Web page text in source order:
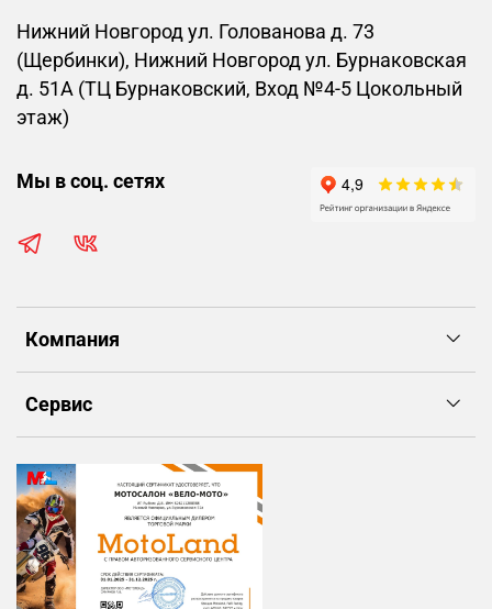
Компания
Сервис
Нижний Новгород ул. Голованова д. 73
(Щербинки), Нижний Новгород ул. Бурнаковская
д. 51А (ТЦ Бурнаковский, Вход №4-5 Цокольный
этаж)
Мы в соц. сетях